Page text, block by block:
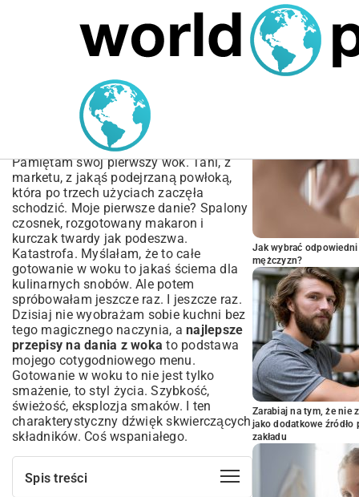
MARIUSZ ŁAMAGA 05.10.2025
Najlepsze przepisy na
dania z woka | Proste i
Szybkie Inspiracje
Pamiętam swój pierwszy wok. Tani, z
marketu, z jakąś podejrzaną powłoką,
która po trzech użyciach zaczęła
schodzić. Moje pierwsze danie? Spalony
czosnek, rozgotowany makaron i
kurczak twardy jak podeszwa.
Katastrofa. Myślałam, że to całe
gotowanie w woku to jakaś ściema dla
kulinarnych snobów. Ale potem
spróbowałam jeszcze raz. I jeszcze raz.
Dzisiaj nie wyobrażam sobie kuchni bez
tego magicznego naczynia, a najlepsze
przepisy na dania z woka to podstawa
mojego cotygodniowego menu.
Gotowanie w woku to nie jest tylko
smażenie, to styl życia. Szybkość,
świeżość, eksplozja smaków. I ten
charakterystyczny dźwięk skwierczących
składników. Coś wspaniałego.
Spis treści
Jak wybrać
mężczyzn?
Zarabiaj na tym, że nie
jako dodatkowe
zakładu